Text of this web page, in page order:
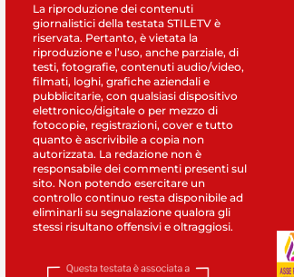
La riproduzione dei contenuti
giornalistici della testata STILETV è
riservata. Pertanto, è vietata la
riproduzione e l’uso, anche parziale, di
testi, fotografie, contenuti audio/video,
filmati, loghi, grafiche aziendali e
pubblicitarie, con qualsiasi dispositivo
elettronico/digitale o per mezzo di
fotocopie, registrazioni, cover e tutto
quanto è ascrivibile a copia non
autorizzata. La redazione non è
responsabile dei commenti presenti sul
sito. Non potendo esercitare un
controllo continuo resta disponibile ad
eliminarli su segnalazione qualora gli
stessi risultano offensivi e oltraggiosi.